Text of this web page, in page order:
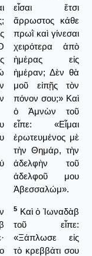
εἶσαι ἔτσι
ἄρρωστος κάθε
πρωῒ καὶ γίνεσαι
χειρότερα ἀπὸ
ἡμέρας εἰς
ἡμέραν; Δὲν θὰ
μοῦ εἰπῇς τὸν
πόνον σου;» Καὶ
ὁ Ἀμνὼν τοῦ
εἶπε: «Εἶμαι
ἐρωτευμένος μὲ
τὴν Θημάρ, τὴν
ἀδελφὴν τοῦ
ἀδελφοῦ μου
Ἀβεσσαλώμ».
5 Καὶ ὁ Ἰωναδὰβ
τοῦ εἶπε:
«Ξάπλωσε εἰς
τὸ κρεββάτι σου